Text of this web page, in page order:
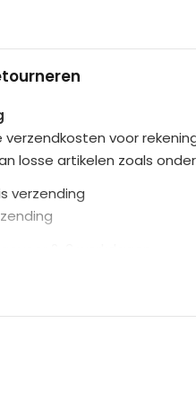
verzendkosten voor
losse artikelen zoals
verzending
nogmaals 14
TRUUSK het